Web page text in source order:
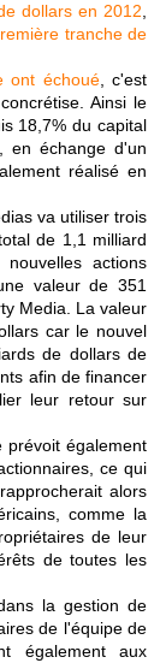
dollars en 2012
tranche de
ont échoué, c'est
Ainsi le
18,7% du capital
en échange d'un
réalisé en
va utiliser trois
de 1,1 milliard
actions
valeur de 351
Media. La valeur
car le nouvel
de dollars de
afin de financer
leur retour sur
prévoit également
ce qui
alors
comme la
de leur
de toutes les
la gestion de
de l'équipe de
également aux